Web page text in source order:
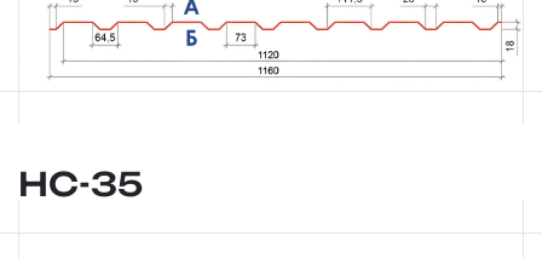
НС-35